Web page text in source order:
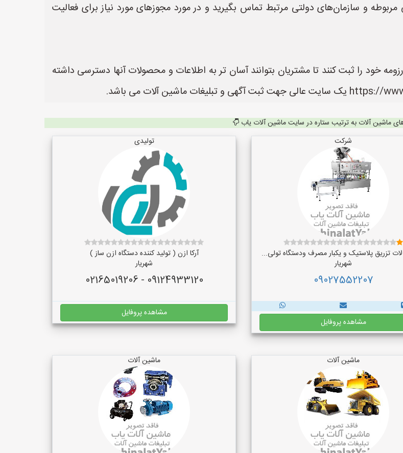
و سازمان‌های دولتی مرتبط تماس بگیرید و در مورد مجوزهای مورد نیاز برای فعالیت
خود را ثبت کنند تا مشتریان بتوانند آسان تر به اطلاعات و محصولات آنها دسترسی داشته
ماشین آلات به ترتیب ستاره در سایت ماشین آلات یاب
شرکت
تزریق پلاستیک و یکبار مصرف ودستگاه تولی...
شهریار
09027552207
مشاهده پروفایل
تولیدی
آرکا ازن ( تولید کننده دستگاه ازن ساز )
شهریار
09124933120 - 02165019206
مشاهده پروفایل
ماشین آلات ماشین آلات